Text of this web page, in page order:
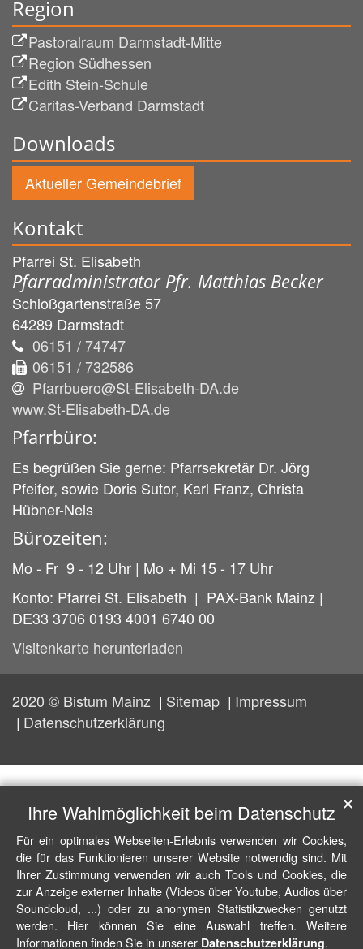
Region
Pastoralraum Darmstadt-Mitte
Region Südhessen
Edith Stein-Schule
Caritas-Verband Darmstadt
Downloads
Aktueller Gemeindebrief
Kontakt
Pfarrei St. Elisabeth
Pfarradministrator Pfr. Matthias Becker
Schloßgartenstraße 57
64289 Darmstadt
06151 / 74747
06151 / 732586
Pfarrbuero@St-Elisabeth-DA.de
www.St-Elisabeth-DA.de
Pfarrbüro:
Es begrüßen Sie gerne: Pfarrsekretär Dr. Jörg
Pfeifer, sowie Doris Sutor, Karl Franz, Christa
Hübner-Nels
Bürozeiten:
Mo - Fr 9 - 12 Uhr | Mo + Mi 15 - 17 Uhr
Konto: Pfarrei St. Elisabeth | PAX-Bank Mainz |
DE33 3706 0193 4001 6740 00
Visitenkarte herunterladen
2020 © Bistum Mainz Sitemap
Impressum
Datenschutzerklärung
Ihre Wahlmöglichkeit beim Datenschutz
Für ein optimales Webseiten-Erlebnis verwenden wir Cookies,
die für das Funktionieren unserer Website notwendig sind. Mit
Ihrer Zustimmung verwenden wir auch Tools und Cookies, die
zur Anzeige externer Inhalte (Videos über Youtube, Audios über
Soundcloud, ...) oder zu anonymen Statistikzwecken genutzt
werden. Hier können Sie eine Auswahl treffen. Weitere
Informationen finden Sie in unserer Datenschutzerklärung.
✕